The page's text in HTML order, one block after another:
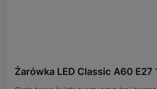
Żarówka LED Classic A60 E27